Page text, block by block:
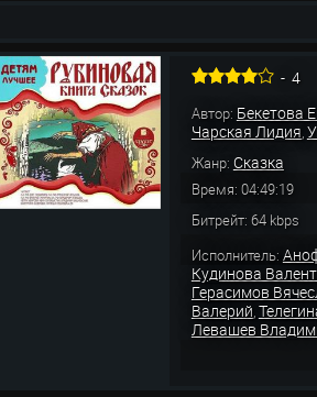
- 4
Автор: Бекетова
Чарская Лидия,
Жанр: Сказка
Время: 04:49:19
Битрейт: 64 kbps
Исполнитель:
Кудинова
Герасимов
Валерий,
Левашев